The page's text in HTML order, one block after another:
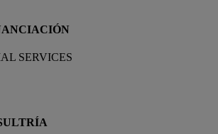
SERVICES